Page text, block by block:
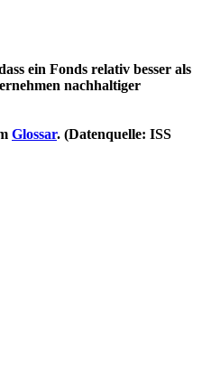
ein Fonds relativ besser als
nachhaltiger
Glossar. (Datenquelle: ISS